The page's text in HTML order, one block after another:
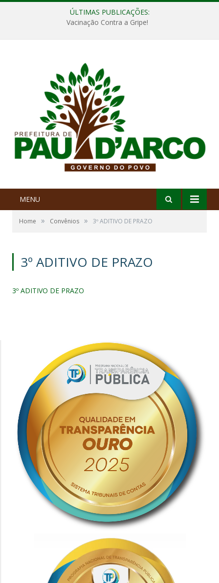
ÚLTIMAS PUBLICAÇÕES:
Vacinação Contra a Gripe!
MENU
Home » Convênios » 3º ADITIVO DE PRAZO
3º ADITIVO DE PRAZO
3º ADITIVO DE PRAZO